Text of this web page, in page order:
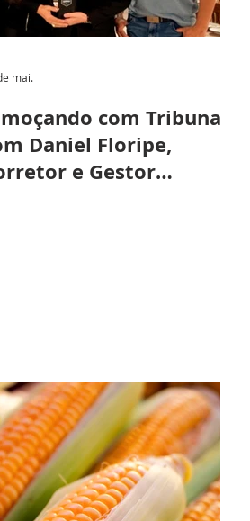
com Tribuna
Daniel Floripe,
e Gestor
mai.